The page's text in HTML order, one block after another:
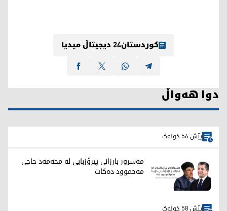
کوردستان24 دیجیتاڵ میدیا
دوا هەواڵ
پێش 56 خولەک
مەسرور بارزانی پیرۆزبایی لە محەمەد حاجی
مەحموود دەکات